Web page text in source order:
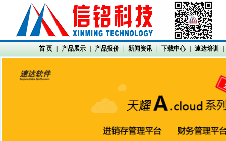
首 页 产品展示 产品报价 新闻资讯 下载中心 速达培训